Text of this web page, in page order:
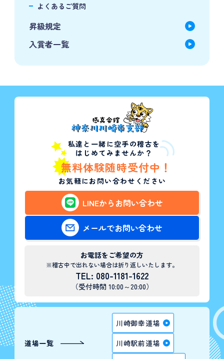
よくあるご質問
昇級規定
入賞者一覧
私達と一緒に空手の稽古を
はじめてみませんか？
無料体験随時受付中！
お気軽にお問い合わせください
LINEからお問い合わせ
メールでお問い合わせ
お電話をご希望の方
※稽古中で出れない場合は折り返しいたします。
TEL: 080-1181-1622
（受付時間 10:00～20:00）
道場一覧
川崎御幸道場
川崎駅前道場